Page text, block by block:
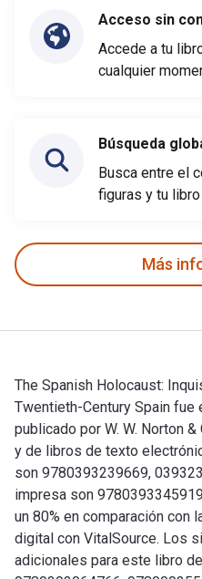
Acceso sin
Accede a tu
cualquier
Búsqueda
Busca entre el
figuras y tu
Más
The Spanish Holocaust:
Twentieth-Century Spain
publicado por W. W. Norton
y de libros de texto
son 9780393239669,
impresa son
un 80% en comparación con
digital con VitalSource. Los
adicionales para este libro